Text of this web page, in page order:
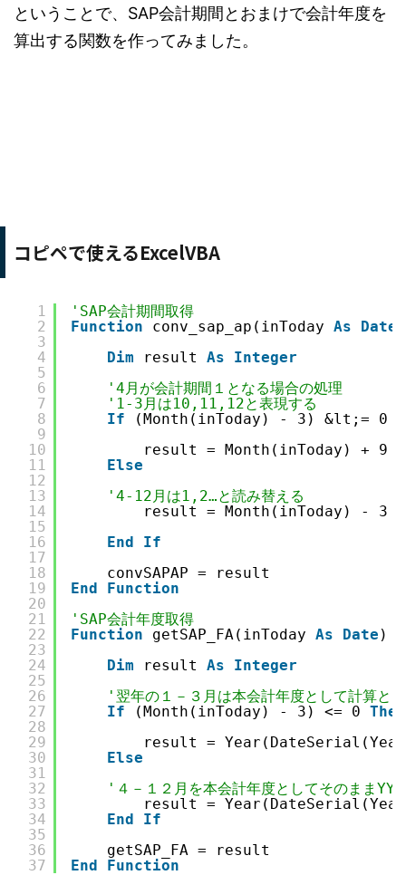
ということで、SAP会計期間とおまけで会計年度を
算出する関数を作ってみました。
コピペで使えるExcelVBA
1
2
3
4
5
6
7
8
9
10
11
12
13
14
15
16
17
18
19
20
21
22
23
24
25
26
27
28
29
30
31
32
33
34
35
36
37
'SAP会計期間取得
Function
conv_sap_ap(inToday As Date
Dim
result As
Integer
'4月が会計期間１となる場合の処理
'1-3月は10,11,12と表現する
If
(Month(inToday) - 3) &lt;= 0
result = Month(inToday) + 9
Else
'4-12月は1,2…と読み替える
result = Month(inToday) - 3
End
If
convSAPAP = result
End
Function
'SAP会計年度取得
Function
getSAP_FA(inToday As Date )
Dim
result As
Integer
'翌年の１－３月は本会計年度として計算と
If
(Month(inToday) - 3) <= 0 Then
result =
Else
'４－１２月を本会計年度としてそのまま
result =
End
If
getSAP_FA = result
End
Function